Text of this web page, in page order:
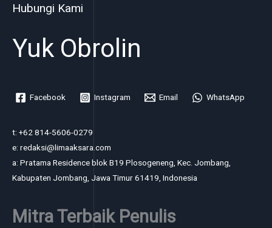
Hubungi Kami
Yuk Obrolin
Facebook Instagram Email WhatsApp
t: +62 814-5606-0279
e: redaksi@limaaksara.com
a: Pratama Residence blok B19 Plosogeneng, Kec. Jombang,
Kabupaten Jombang, Jawa Timur 61419, Indonesia
Mitra Terbaik Penulis